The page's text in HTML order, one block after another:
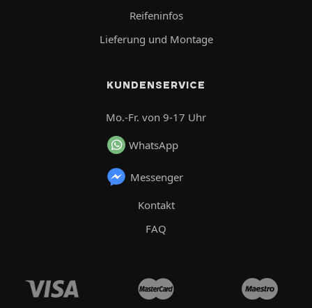
Reifeninfos
Lieferung und Montage
KUNDENSERVICE
Mo.-Fr. von 9-17 Uhr
WhatsApp
Messenger
Kontakt
FAQ